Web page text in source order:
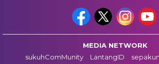
MEDIA NETWORK
sukuhComMunity
LantangID